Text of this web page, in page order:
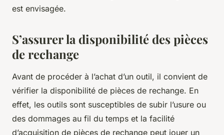
est envisagée.
S’assurer la disponibilité des pièces
de rechange
Avant de procéder à l’achat d’un outil, il convient de
vérifier la disponibilité de pièces de rechange. En
effet, les outils sont susceptibles de subir l’usure ou
des dommages au fil du temps et la facilité
d’acquisition de pièces de rechange peut jouer un